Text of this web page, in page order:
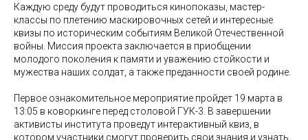
Каждую среду будут проводиться кинопоказы, мастер-
классы по плетению маскировочных сетей и интересные
квизы по историческим событиям Великой Отечественной
войны. Миссия проекта заключается в приобщении
молодого поколения к памяти и уважению стойкости и
мужества наших солдат, а также преданности своей родине.
Первое ознакомительное мероприятие пройдет 19 марта в
13:05 в коворкинге перед столовой ГУК-3. В завершении
активисты института проведут интерактивный квиз, в
котором участники смогут проверить свои знания и узнать